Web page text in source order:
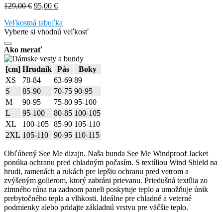
129,00€ Pôvodná
bola:
129,00 €.
95,00 €Aktuálna
je:
95,00 €.
Veľkostná tabuľka
Vyberte si vhodnú veľkosť
Ako merať
[cm] Hrudník Pás
Boky
XS
78-84 63-69 89
S
85-90 70-75 90-95
M
90-95 75-80 95-100
L
95-100 80-85 100-105
XL
100-105 85-90 105-110
2XL 105-110 90-95 110-115
Obľúbený See Me dizajn. Naša bunda See Me Windproof Jacket
ponúka ochranu pred chladným počasím. S textíliou Wind Shield na
hrudi, ramenách a rukách pre lepšiu ochranu pred vetrom a
zvýšeným golierom, ktorý zabráni prievanu. Priedušná textília zo
zimného rúna na zadnom paneli poskytuje teplo a umožňuje únik
prebytočného tepla a vlhkosti. Ideálne pre chladné a veterné
podmienky alebo pridajte základnú vrstvu pre väčšie teplo.